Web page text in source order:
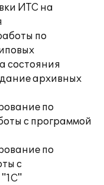
ИТС на
по
состояния
архивных
по
с программой
по
с